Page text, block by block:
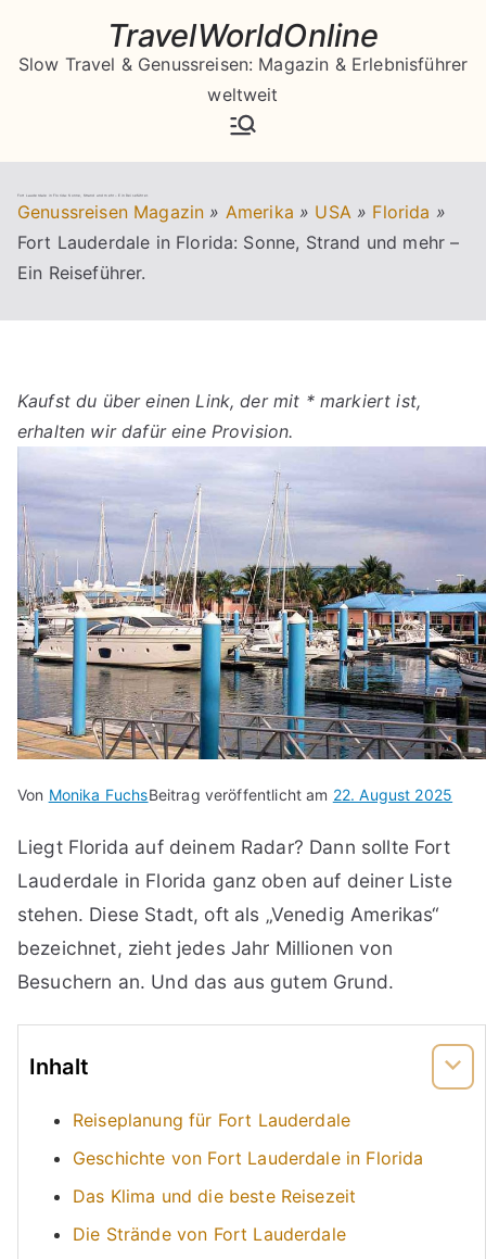
springen
TravelWorldOnline
Slow Travel & Genussreisen: Magazin & Erlebnisführer
weltweit
Fort Lauderdale in Florida: Sonne, Strand und mehr – Ein Reiseführer.
Genussreisen Magazin » Amerika » USA » Florida »
Fort Lauderdale in Florida: Sonne, Strand und mehr –
Ein Reiseführer.
Kaufst du über einen Link, der mit * markiert ist,
erhalten wir dafür eine Provision.
Von Monika FuchsBeitrag veröffentlicht am 22. August 2025
Liegt Florida auf deinem Radar? Dann sollte Fort
Lauderdale in Florida ganz oben auf deiner Liste
stehen. Diese Stadt, oft als „Venedig Amerikas“
bezeichnet, zieht jedes Jahr Millionen von
Besuchern an. Und das aus gutem Grund.
Inhalt
Reiseplanung für Fort Lauderdale
Geschichte von Fort Lauderdale in Florida
Das Klima und die beste Reisezeit
Die Strände von Fort Lauderdale